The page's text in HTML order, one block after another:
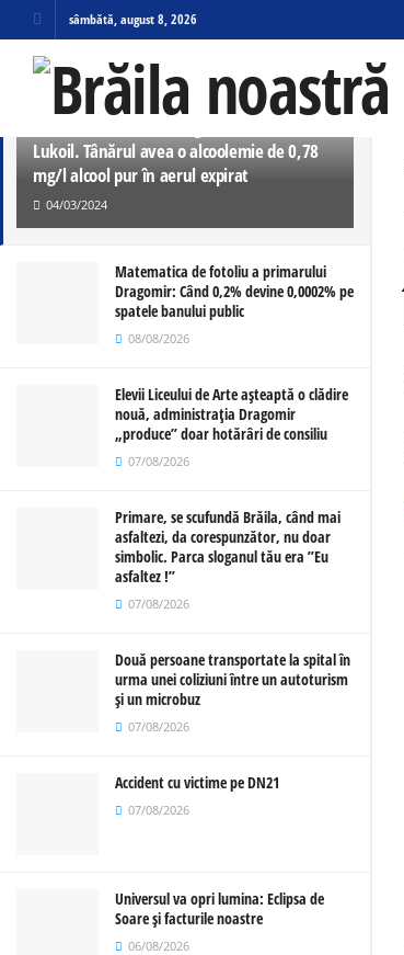
ULTIMELE TRENDING
Un tânăr de 29 de ani a intrat cu
Lukoil. Tânărul avea o alcoolemie de 0,78
mg/l alcool pur în aerul expirat
04/03/2024
Matematica de fotoliu a primarului
Dragomir: Când 0,2% devine 0,0002% pe
spatele banului public
08/08/2026
Elevii Liceului de Arte așteaptă o clădire
nouă, administrația Dragomir
„produce” doar hotărâri de consiliu
07/08/2026
Primare, se scufundă Brăila, când mai
asfaltezi, da corespunzător, nu doar
simbolic. Parca sloganul tău era ”Eu
asfaltez !”
07/08/2026
Două persoane transportate la spital în
urma unei coliziuni între un autoturism
și un microbuz
07/08/2026
Accident cu victime pe DN21
07/08/2026
Universul va opri lumina: Eclipsa de
Soare și facturile noastre
06/08/2026
sâmbătă, august 8, 2026